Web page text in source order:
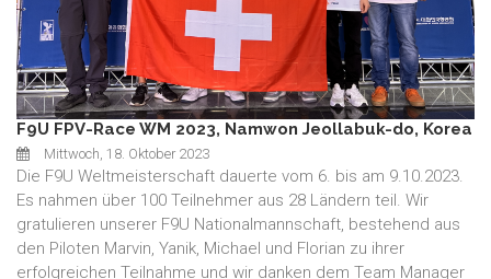
F9U FPV-Race WM 2023, Namwon Jeollabuk-do, Korea
Mittwoch, 18. Oktober 2023
Die F9U Weltmeisterschaft dauerte vom 6. bis am 9.10.2023.
Es nahmen über 100 Teilnehmer aus 28 Ländern teil. Wir
gratulieren unserer F9U Nationalmannschaft, bestehend aus
den Piloten Marvin, Yanik, Michael und Florian zu ihrer
erfolgreichen Teilnahme und wir danken dem Team Manager